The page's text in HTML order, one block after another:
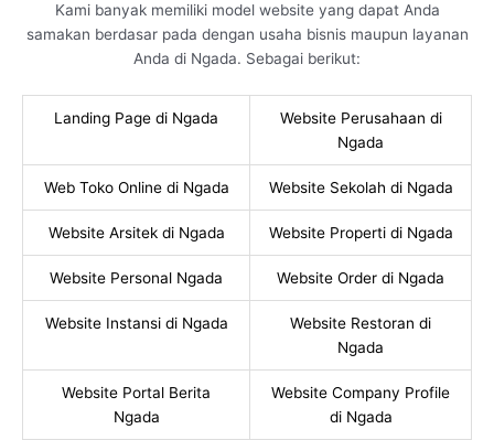
Kami banyak memiliki model website yang dapat Anda
samakan berdasar pada dengan usaha bisnis maupun layanan
Anda di Ngada. Sebagai berikut:
Landing Page di Ngada
Website Perusahaan di
Ngada
Web Toko Online di Ngada Website Sekolah di Ngada
Website Arsitek di Ngada Website Properti di Ngada
Website Personal Ngada Website Order di Ngada
Website Instansi di Ngada
Website Restoran di
Ngada
Website Portal Berita
Ngada
Website Company Profile
di Ngada